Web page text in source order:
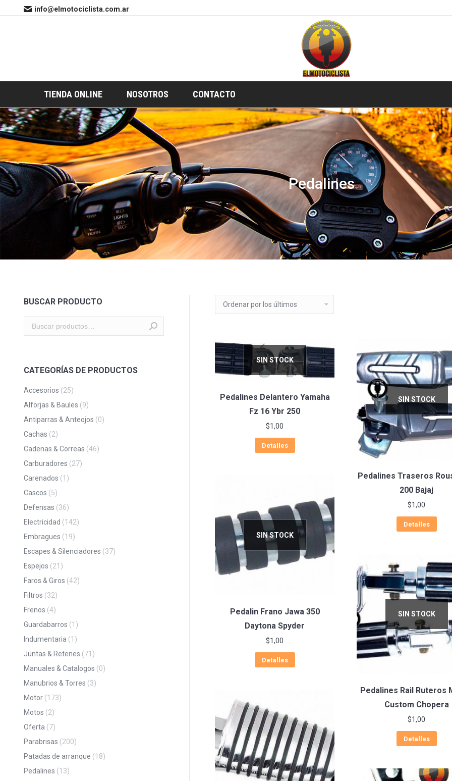
info@elmotociclista.com.ar
TIENDA ONLINE NOSOTROS CONTACTO
Pedalines
SIN STOCK
Pedalines Delantero Yamaha
Fz 16 Ybr 250
$1,00
Detalles
SIN STOCK
Pedalines Traseros
200 Bajaj
$1,00
Detalles
SIN STOCK
Pedalin Frano Jawa 350
Daytona Spyder
$1,00
Detalles
SIN STOCK
Pedalines Rail Ruteros
Custom Chopera
$1,00
Detalles
BUSCAR PRODUCTO
CATEGORÍAS DE PRODUCTOS
Accesorios (25)
Alforjas & Baules (9)
Antiparras & Anteojos (0)
Cachas (2)
Cadenas & Correas (46)
Carburadores (27)
Carenados (1)
Cascos (5)
Defensas (36)
Electricidad (142)
Embragues (19)
Escapes & Silenciadores (37)
Espejos (21)
Faros & Giros (42)
Filtros (32)
Frenos (4)
Guardabarros (1)
Indumentaria (1)
Juntas & Retenes (71)
Manuales & Catalogos (0)
Manubrios & Torres (3)
Motor (173)
Motos (2)
Oferta (7)
Parabrisas (200)
Patadas de arranque (18)
Pedalines (13)